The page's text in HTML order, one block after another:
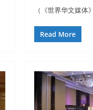
（《世界华文媒
Read More